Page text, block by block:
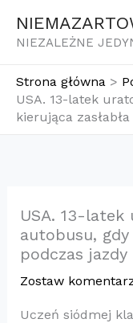
NIEZALEŻNE
Strona główna
USA. 13-latek
kierująca
USA. 13-latek
autobusu, gdy
podczas jazdy
Zostaw
Uczeń siódmej